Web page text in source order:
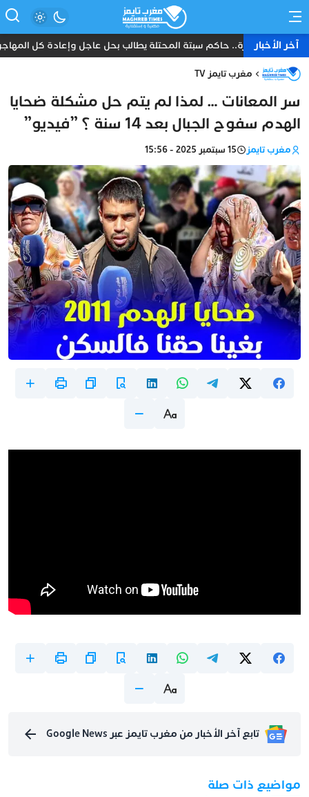
آخر الأخبار
موجة الهجرة.. حاكم سبتة المحتلة يطالب بحل عاجل وإعادة كل المهاجرين
مغرب تايمز TV
سر المعانات … لمذا لم يتم حل مشكلة ضحايا
الهدم سفوح الجبال بعد 14 سنة ؟ ”فيديو”
مغرب تايمز 15 سبتمبر 2025 - 15:56
تابع آخر الأخبار من مغرب تايمز عبر Google News
مواضيع ذات صلة